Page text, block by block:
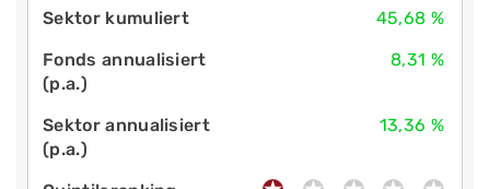
45,68 %
8,31 %
13,36 %